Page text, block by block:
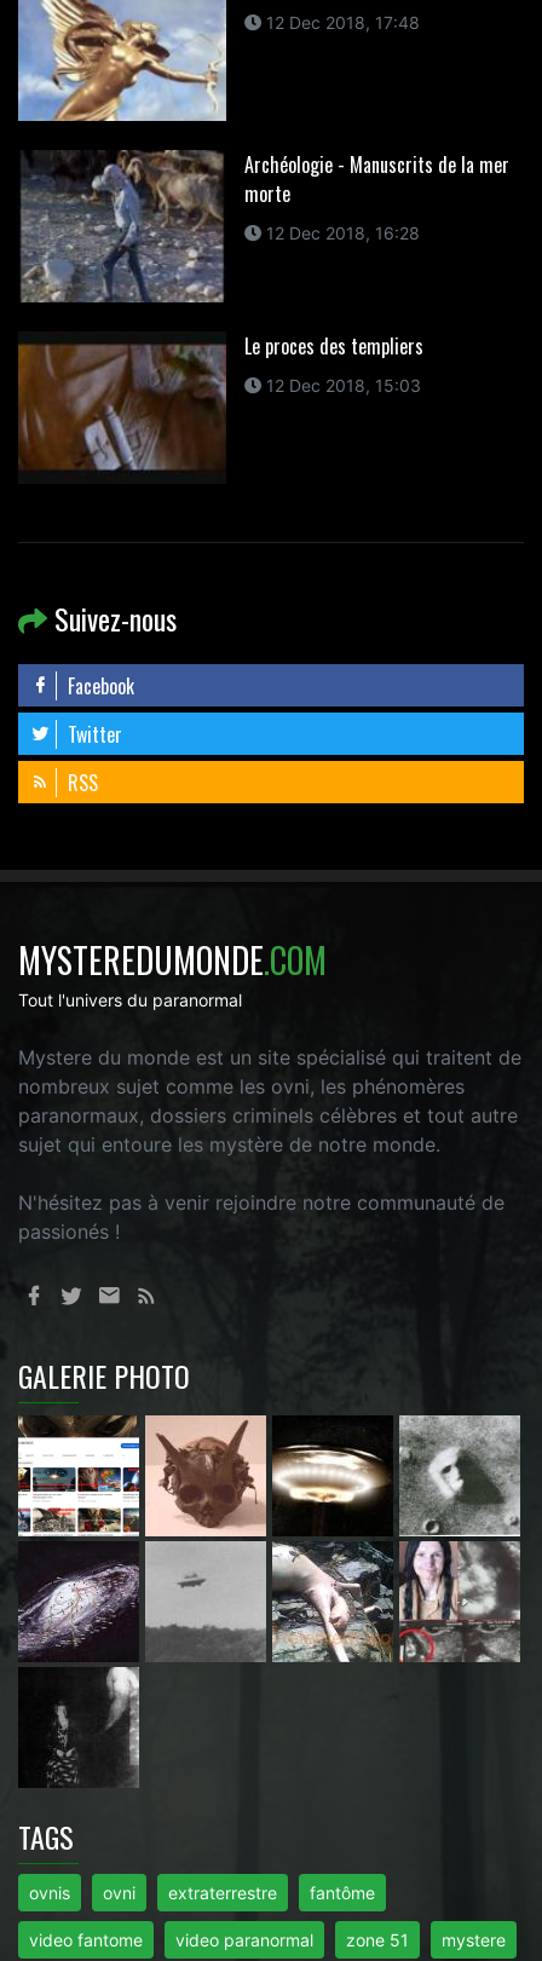
12 Dec 2018, 17:48
Archéologie - Manuscrits de la mer
morte
12 Dec 2018, 16:28
Le proces des templiers
12 Dec 2018, 15:03
Suivez-nous
Facebook
Twitter
RSS
MYSTEREDUMONDE.COM
Tout l'univers du paranormal
Mystere du monde est un site spécialisé qui traitent de
nombreux sujet comme les ovni, les phénomères
paranormaux, dossiers criminels célèbres et tout autre
sujet qui entoure les mystère de notre monde.
N'hésitez pas à venir rejoindre notre communauté de
passionés !
GALERIE PHOTO
TAGS
ovnis ovni extraterrestre fantôme
video fantome video paranormal zone 51 mystere